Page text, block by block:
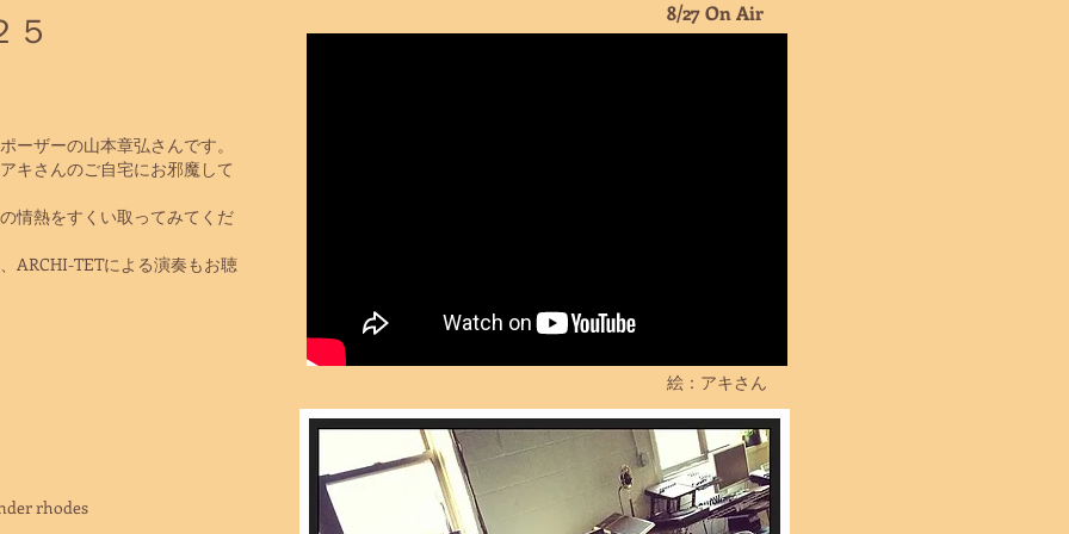
ーザーの山本章弘さんです。
キさんのご自宅にお邪魔して
情熱をすくい取ってみてくだ
ARCHI-TETによる演奏もお聴
rhodes
8/27 On Air
絵：アキさん